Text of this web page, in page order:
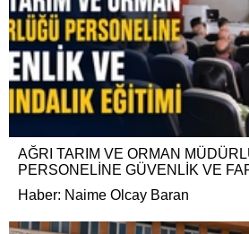
AĞRI TARIM VE ORMAN
PERSONELİNE GÜVENLİK VE
Haber: Naime Olcay Baran